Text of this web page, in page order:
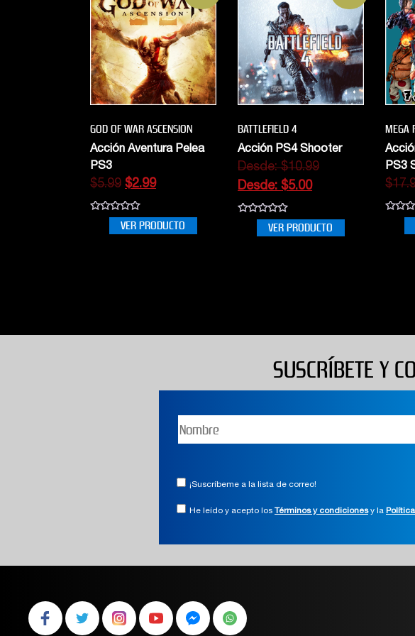
GOD OF WAR ASCENSION
Acción Aventura Pelea
PS3
$5.99 $2.99
VER PRODUCTO
BATTLEFIELD 4
Acción PS4 Shooter
Desde:$10.99
Desde:$5.00
VER PRODUCTO
MEGA
PS3
$
SUSCRÍBETE Y
¡Suscríbeme a la lista de correo!
He leído y acepto los Términos y condicionesy la